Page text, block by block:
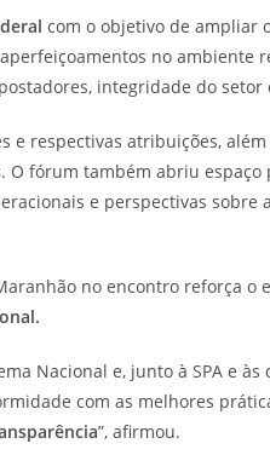
com o objetivo de ampliar
no ambiente
integridade do
e respectivas atribuições, além
. O fórum também abriu
e perspectivas sobre
no encontro reforça o
Nacional e, junto à SPA e
com as melhores
”, afirmou.